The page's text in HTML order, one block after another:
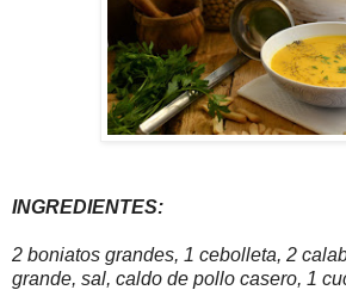
INGREDIENTES:
2 boniatos grandes, 1 cebolleta, 2
grande, sal, caldo de pollo casero, 1